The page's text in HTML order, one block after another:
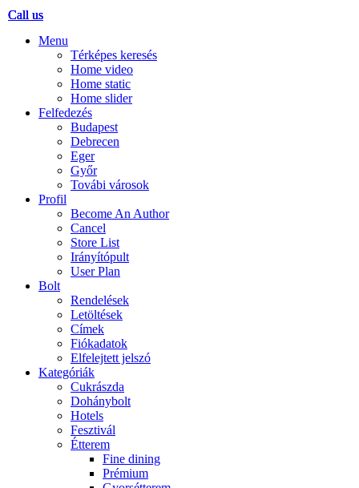
Menu
Térképes keresés
Home video
Home static
Home slider
Felfedezés
Budapest
Debrecen
Eger
Győr
Továbi városok
Profil
Become An Author
Cancel
Store List
Irányítópult
User Plan
Bolt
Rendelések
Letöltések
Címek
Fiókadatok
Elfelejtett jelszó
Kategóriák
Cukrászda
Dohánybolt
Hotels
Fesztivál
Étterem
Fine dining
Prémium
Call us
Call us
Call us